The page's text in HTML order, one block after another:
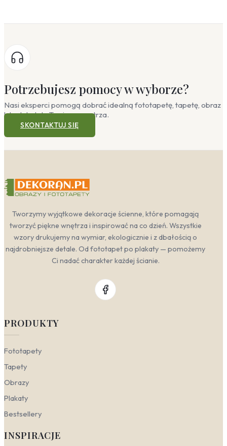
Potrzebujesz pomocy w wyborze?
Nasi eksperci pomogą dobrać idealną fototapetę, tapetę, obraz
lub plakat do Twojego wnętrza.
SKONTAKTUJ SIĘ
Tworzymy wyjątkowe dekoracje ścienne, które pomagają
tworzyć piękne wnętrza i inspirować na co dzień. Wszystkie
wzory drukujemy na wymiar, ekologicznie i z dbałością o
najdrobniejsze detale. Od fototapet po plakaty — pomożemy
Ci nadać charakter każdej ścianie.
PRODUKTY
Fototapety
Tapety
Obrazy
Plakaty
Bestsellery
INSPIRACJE